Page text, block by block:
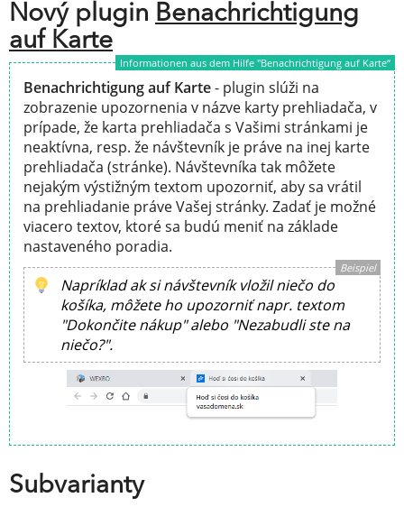
Nový plugin Benachrichtigung
auf Karte
Informationen aus dem Hilfe "Benachrichtigung auf Karte“
Benachrichtigung auf Karte- plugin slúži na
zobrazenie upozornenia v názve karty prehliadača, v
prípade, že karta prehliadača s Vašimi stránkami je
neaktívna, resp. že návštevník je práve na inej karte
prehliadača (stránke). Návštevníka tak môžete
nejakým výstižným textom upozorniť, aby sa vrátil
na prehliadanie práve Vašej stránky. Zadať je možné
viacero textov, ktoré sa budú meniť na základe
nastaveného poradia.
Beispiel
Napríklad ak si návštevník vložil niečo do
košíka, môžete ho upozorniť napr. textom
"Dokončite nákup" alebo "Nezabudli ste na
niečo?".
Subvarianty